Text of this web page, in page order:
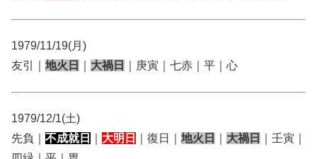
1979/11/19(月)
友引｜ 地火日 大禍日 ｜庚寅｜七赤｜平｜心
1979/12/1(土)
先負｜ 不成就日 大明日 ｜復日｜ 地火日 大禍日
｜壬寅｜